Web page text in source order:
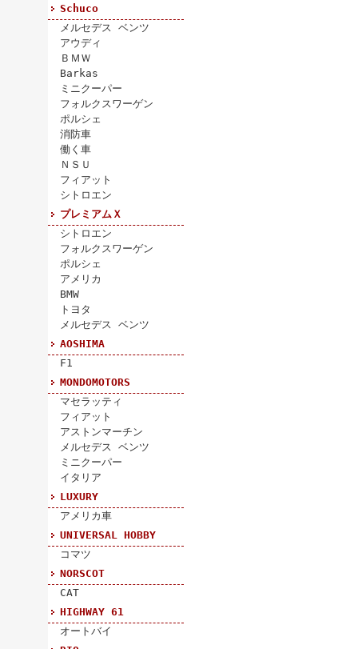
Schuco
メルセデス ベンツ
アウディ
ＢＭＷ
Barkas
ミニクーパー
フォルクスワーゲン
ポルシェ
消防車
働く車
ＮＳＵ
フィアット
シトロエン
プレミアムＸ
シトロエン
フォルクスワーゲン
ポルシェ
アメリカ
BMW
トヨタ
メルセデス ベンツ
AOSHIMA
F1
MONDOMOTORS
マセラッティ
フィアット
アストンマーチン
メルセデス ベンツ
ミニクーパー
イタリア
LUXURY
アメリカ車
UNIVERSAL HOBBY
コマツ
NORSCOT
CAT
HIGHWAY 61
オートバイ